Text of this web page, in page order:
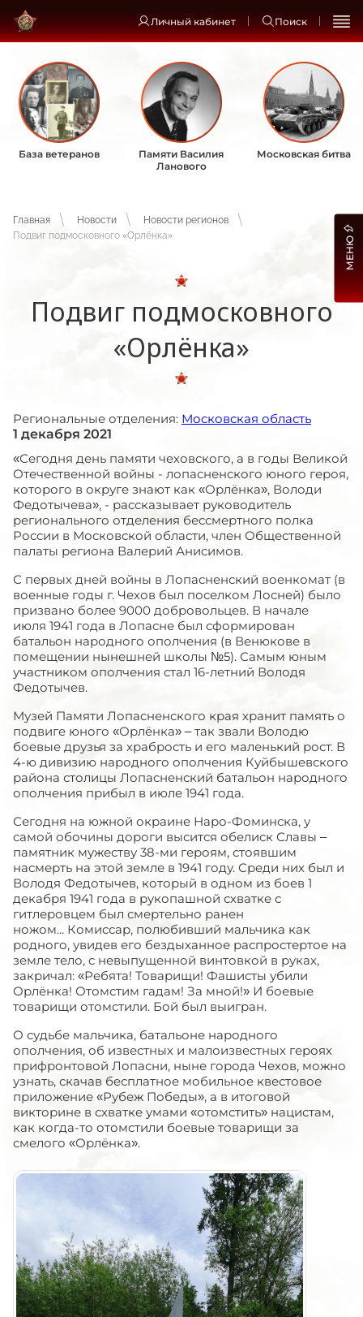
Личный кабинет Поиск
База ветеранов
Памяти Василия
Ланового
Московская битва
Главная Новости
Новости регионов
Подвиг подмосковного «Орлёнка»
Подвиг подмосковного
«Орлёнка»
Региональные отделения: Московская область
1 декабря 2021
«Сегодня день памяти чеховского, а в годы Великой
Отечественной войны - лопасненского юного героя,
которого в округе знают как «Орлёнка», Володи
Федотычева», - рассказывает руководитель
регионального отделения бессмертного полка
России в Московской области, член Общественной
палаты региона Валерий Анисимов.
С первых дней войны в Лопасненский военкомат (в
военные годы г. Чехов был поселком Лосней) было
призвано более 9000 добровольцев. В начале
июля 1941 года в Лопасне был сформирован
батальон народного ополчения (в Венюкове в
помещении нынешней школы №5). Самым юным
участником ополчения стал 16-летний Володя
Федотычев.
Музей Памяти Лопасненского края хранит память о
подвиге юного «Орлёнка» – так звали Володю
боевые друзья за храбрость и его маленький рост. В
4-ю дивизию народного ополчения Куйбышевского
района столицы Лопасненский батальон народного
ополчения прибыл в июле 1941 года.
Сегодня на южной окраине Наро-Фоминска, у
самой обочины дороги высится обелиск Славы –
памятник мужеству 38-ми героям, стоявшим
насмерть на этой земле в 1941 году. Среди них был и
Володя Федотычев, который в одном из боев 1
декабря 1941 года в рукопашной схватке с
гитлеровцем был смертельно ранен
ножом... Комиссар, полюбивший мальчика как
родного, увидев его бездыханное распростертое на
земле тело, с невыпущенной винтовкой в руках,
закричал: «Ребята! Товарищи! Фашисты убили
Орлёнка! Отомстим гадам! За мной!» И боевые
товарищи отомстили. Бой был выигран.
О судьбе мальчика, батальоне народного
ополчения, об известных и малоизвестных героях
прифронтовой Лопасни, ныне города Чехов, можно
узнать, скачав бесплатное мобильное квестовое
приложение «Рубеж Победы», а в итоговой
викторине в схватке умами «отомстить» нацистам,
как когда-то отомстили боевые товарищи за
смелого «Орлёнка».
МЕНЮ